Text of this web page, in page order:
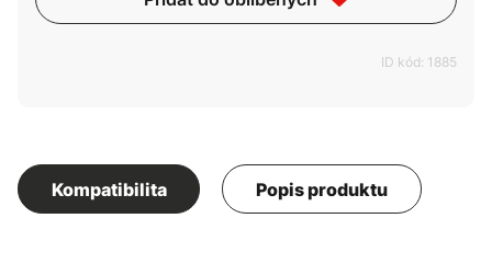
ID kód: 1885
Kompatibilita Popis produktu